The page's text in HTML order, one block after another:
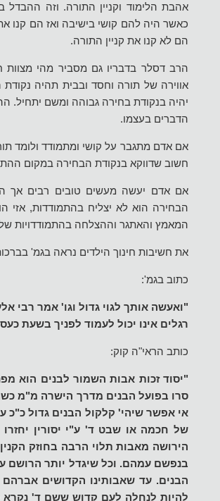
אהבת הלימוד וקניין התורה. וזה
כאשר היה להם קושי בישיבה ואז הם קנו
הם לא קנו את קניין התורה.
הרב דסלר בדבריו גם מסביר מהי מצוות
אווירה של תורה וחסד ובבית תהיה
יהיה בנקודת בחירה גבוהה ומשם יתחיל.
הדברים בעצמו.
אם אדם מתגבר על קושי ומתמודד ולומד
חשוב שדווקא בנקודת הבחירה במקום
אם אדם יעשה מעשים טובים רבים אך
הבחירה הוא לא יצליח בהתמודדות,
המאמץ והאתגר וההצלחה בהתמודדויות
את חשיבות חינוך הילדים נראה בגמ'
כתוב בגמ':
"ואעשה אותך לגוי גדול וגו' אמר
רגלים אינו יכול לעמוד לפניך בשעת
כותב הראי"ה קוק:
"יסוד זכות אבות השמור לבנים הוא
סרו בפועל הבנים מדרך הישרה מ"מ
אי אפשר שיהי' קלקול הבנים גדול
של חכמה או שבט ד' ע"י יסורין
הירושה מאבות תלוי הרבה בחוזק
בנפשם עמהם. וכל שיגדל יותר הרושם
הבנים. עד שאבותינו הקדושים
להיות לנחלה לעם קדוש ששם ד' נקרא